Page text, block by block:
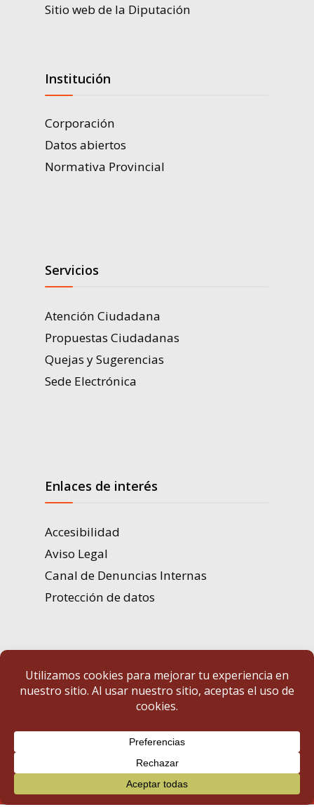
Sitio web de la Diputación
Institución
Corporación
Datos abiertos
Normativa Provincial
Servicios
Atención Ciudadana
Propuestas Ciudadanas
Quejas y Sugerencias
Sede Electrónica
Enlaces de interés
Accesibilidad
Aviso Legal
Canal de Denuncias Internas
Protección de datos
Portal de Transparencia | Diputación de Badajoz